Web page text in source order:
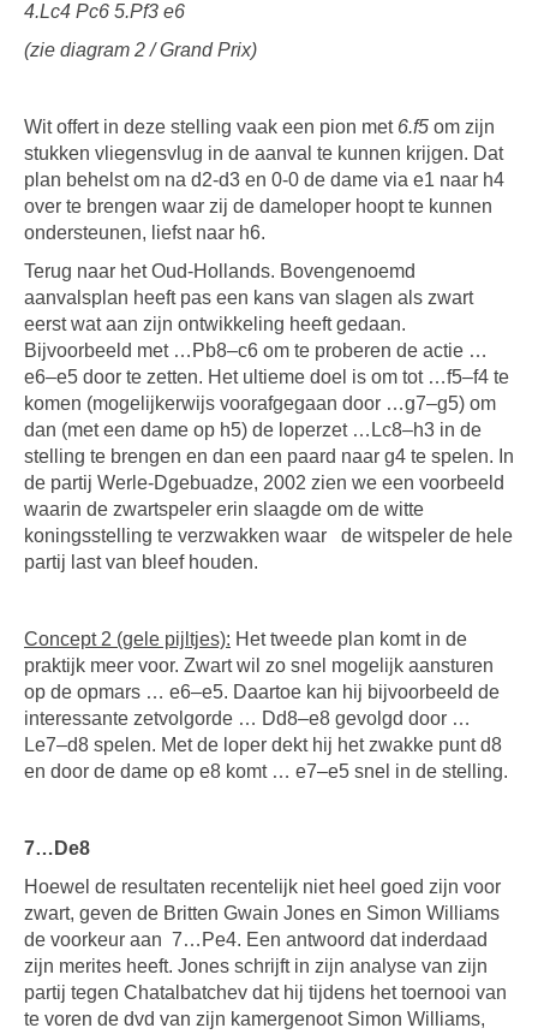
4.Lc4 Pc6 5.Pf3 e6
(zie diagram 2 / Grand Prix)
Wit offert in deze stelling vaak een pion met 6.f5 om zijn
stukken vliegensvlug in de aanval te kunnen krijgen. Dat
plan behelst om na d2-d3 en 0-0 de dame via e1 naar h4
over te brengen waar zij de dameloper hoopt te kunnen
ondersteunen, liefst naar h6.
Terug naar het Oud-Hollands. Bovengenoemd
aanvalsplan heeft pas een kans van slagen als zwart
eerst wat aan zijn ontwikkeling heeft gedaan.
Bijvoorbeeld met …Pb8–c6 om te proberen de actie …
e6–e5 door te zetten. Het ultieme doel is om tot …f5–f4 te
komen (mogelijkerwijs voorafgegaan door …g7–g5) om
dan (met een dame op h5) de loperzet …Lc8–h3 in de
stelling te brengen en dan een paard naar g4 te spelen. In
de partij Werle-Dgebuadze, 2002 zien we een voorbeeld
waarin de zwartspeler erin slaagde om de witte
koningsstelling te verzwakken waar de witspe­ler de hele
partij last van bleef houden.
Concept 2 (gele pijltjes): Het tweede plan komt in de
praktijk meer voor. Zwart wil zo snel mogelijk aansturen
op de opmars … e6–e5. Daartoe kan hij bijvoorbeeld de
interessante zetvolgorde … Dd8–e8 gevolgd door …
Le7–d8 spelen. Met de loper dekt hij het zwakke punt d8
en door de dame op e8 komt … e7–e5 snel in de stelling.
7…De8
Hoewel de resultaten recentelijk niet heel goed zijn voor
zwart, geven de Britten Gwain Jones en Simon Williams
de voorkeur aan 7…Pe4. Een antwoord dat inderdaad
zijn merites heeft. Jones schrijft in zijn analyse van zijn
partij tegen Chatalbatchev dat hij tijdens het toernooi van
te voren de dvd van zijn kamergenoot Simon Williams,